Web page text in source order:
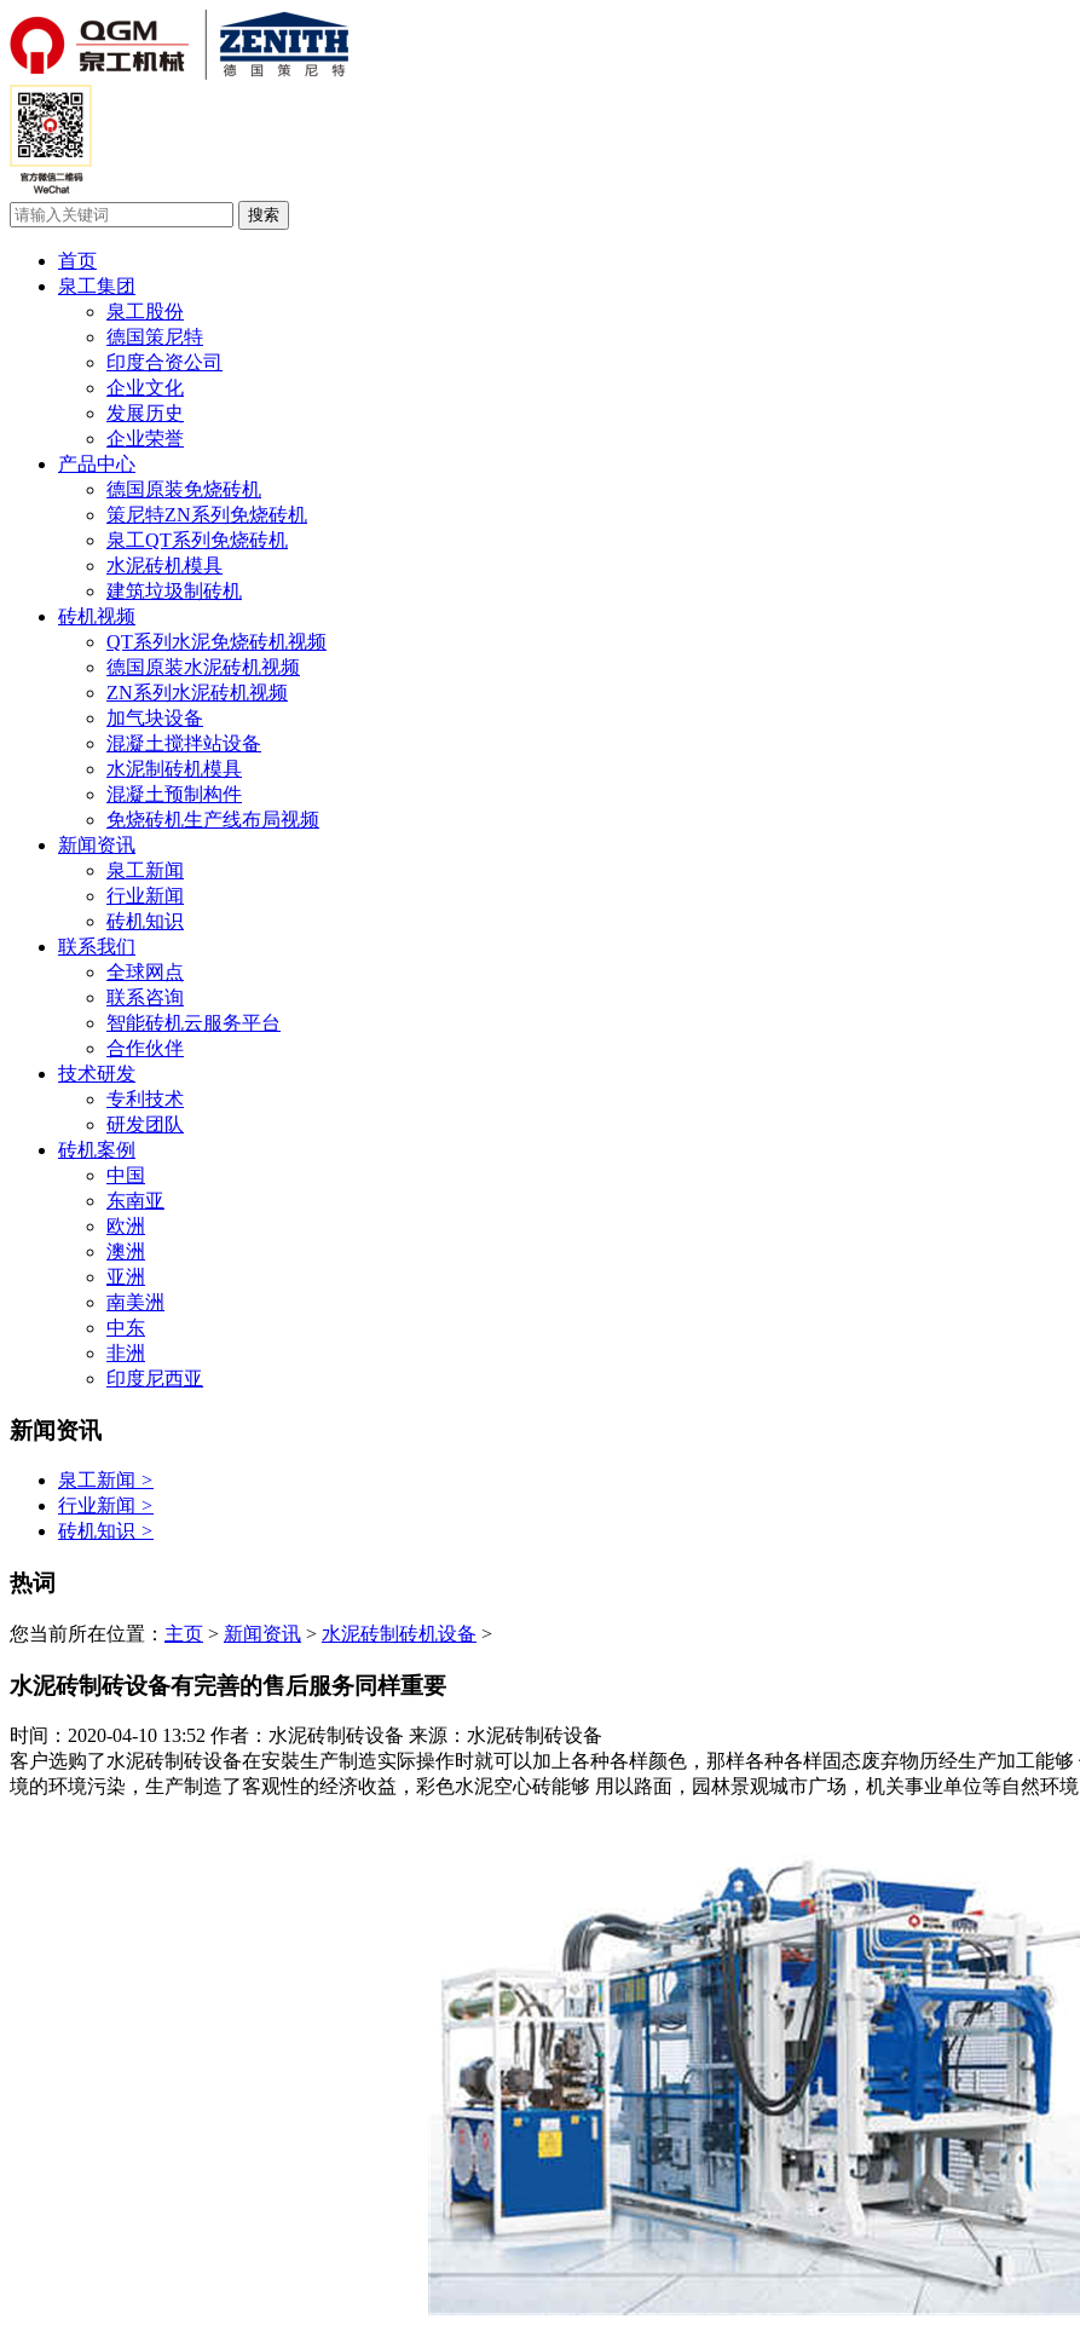
首页
泉工集团
泉工股份
德国策尼特
印度合资公司
企业文化
发展历史
企业荣誉
产品中心
德国原装免烧砖机
策尼特ZN系列免烧砖机
泉工QT系列免烧砖机
水泥砖机模具
建筑垃圾制砖机
砖机视频
QT系列水泥免烧砖机视频
德国原装水泥砖机视频
ZN系列水泥砖机视频
加气块设备
混凝土搅拌站设备
水泥制砖机模具
混凝土预制构件
免烧砖机生产线布局视频
新闻资讯
泉工新闻
行业新闻
砖机知识
联系我们
全球网点
联系咨询
智能砖机云服务平台
合作伙伴
技术研发
专利技术
研发团队
砖机案例
中国
东南亚
欧洲
澳洲
亚洲
南美洲
中东
非洲
印度尼西亚
新闻资讯
泉工新闻 >
行业新闻 >
砖机知识 >
热词
您当前所在位置： 主页 > 新闻资讯 > 水泥砖制砖机设备 >
水泥砖制砖设备有完善的售后服务同样重要
时间：2020-04-10 13:52 作者：水泥砖制砖设备 来源：水泥砖制砖设备
客户选购了水泥砖制砖设备在安裝生产制造实际操作时就可以加上各种各样颜色，那样各种各样固态废弃物历经生产加工能
境的环境污染，生产制造了客观性的经济收益，彩色水泥空心砖能够 用以路面，园林景观城市广场，机关事业单位等自然环境